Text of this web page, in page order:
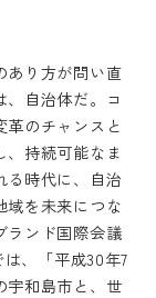
あり方が問い直
自治体だ。コ
革のチャンスと
持続可能なま
る時代に、自治
域を未来につな
ランド国際会議
、「平成30年7
宇和島市と、世